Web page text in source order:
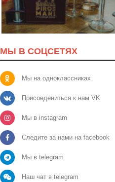
МЫ В СОЦСЕТЯХ
Мы на одноклассниках
Присоедениться к нам VK
Мы в instagram
Следите за нами на facebook
Мы в telegram
Наш чат в telegram